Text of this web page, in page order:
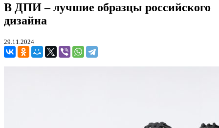
В ДПИ – лучшие образцы российского
дизайна
29.11.2024